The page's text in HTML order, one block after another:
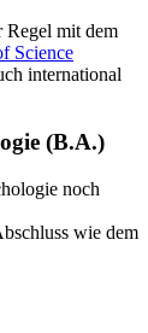
Regel mit dem
Science
international
(B.A.)
noch
wie dem